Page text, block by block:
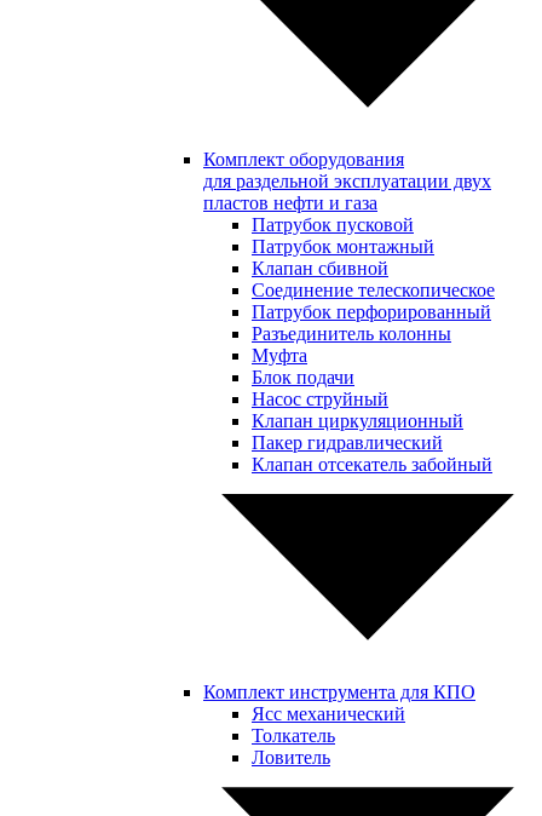
Комплект оборудования
для раздельной эксплуатации двух
пластов нефти и газа
Патрубок пусковой
Патрубок монтажный
Клапан сбивной
Соединение телескопическое
Патрубок перфорированный
Разъединитель колонны
Муфта
Блок подачи
Насос струйный
Клапан циркуляционный
Пакер гидравлический
Клапан отсекатель забойный
Комплект инструмента для КПО
Ясс механический
Толкатель
Ловитель